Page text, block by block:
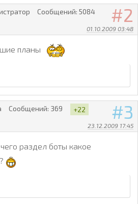
2
01.10.2009 03:48
Сообщений: 5084
планы
3
23.12.2009 17:45
Сообщений: 369 +22
раздел боты какое